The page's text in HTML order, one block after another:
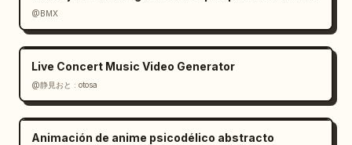
@BMX
Live Concert Music Video Generator
@静見おと : otosa
Animación de anime psicodélico abstracto